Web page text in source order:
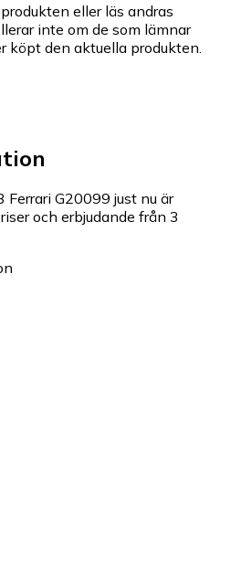
eller läs andras
inte om de som lämnar
köpt den aktuella produkten.
G20099 just nu är
och erbjudande från 3